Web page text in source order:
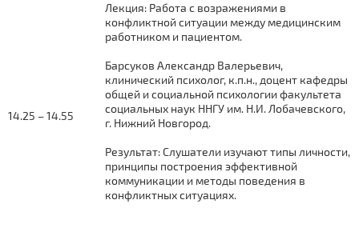
14.25 – 14.55
Лекция: Работа с возражениями в
конфликтной ситуации между медицинским
работником и пациентом.
Барсуков Александр Валерьевич,
клинический психолог, к.п.н., доцент кафедры
общей и социальной психологии факультета
социальных наук ННГУ им. Н.И. Лобачевского,
г. Нижний Новгород.
Результат: Слушатели изучают типы личности,
принципы построения эффективной
коммуникации и методы поведения в
конфликтных ситуациях.